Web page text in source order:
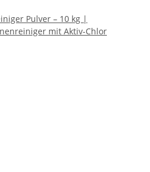
Pulver – 10 kg |
mit Aktiv-Chlor